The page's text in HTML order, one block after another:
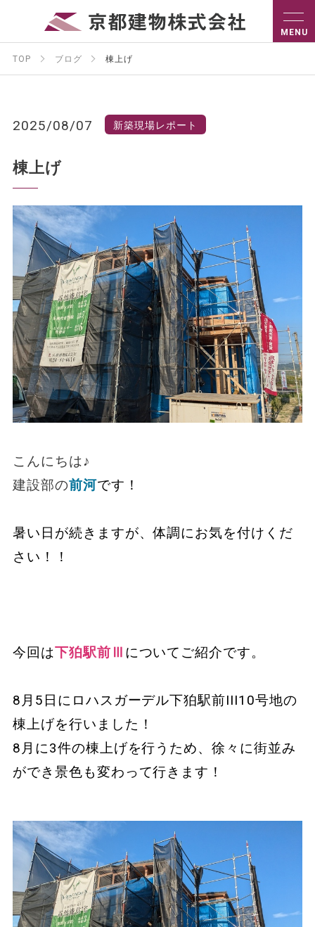
TOP ブログ 棟上げ
2025/08/07 新築現場レポート
棟上げ
こんにちは♪
建設部の前河です！
暑い日が続きますが、体調にお気を付けくだ
さい！！
今回は下狛駅前Ⅲについてご紹介です。
8月5日にロハスガーデル下狛駅前III10号地の
棟上げを行いました！
8月に3件の棟上げを行うため、徐々に街並み
ができ景色も変わって行きます！